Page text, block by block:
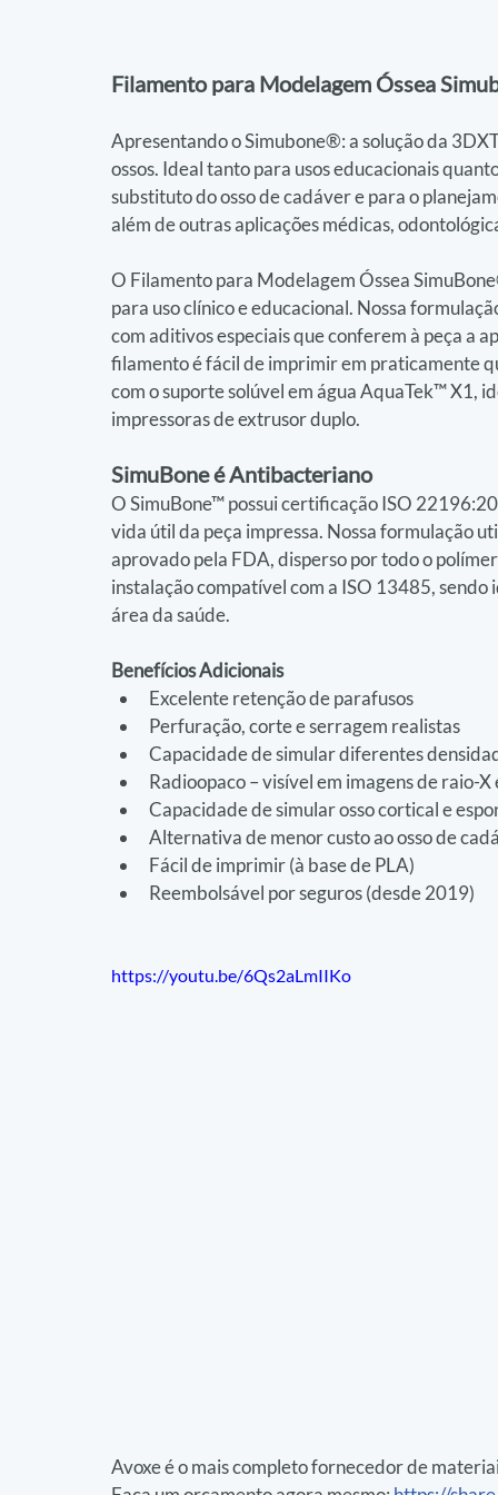
Filamento para Modelagem Óssea
Apresentando o Simubone®: a solução da
ossos. Ideal tanto para usos educacionais
substituto do osso de cadáver e para o
além de outras aplicações médicas,
O Filamento para Modelagem Óssea
para uso clínico e educacional. Nossa
com aditivos especiais que conferem à peça a
filamento é fácil de imprimir em praticamente
com o suporte solúvel em água AquaTek™ X1,
impressoras de extrusor duplo.
SimuBone é Antibacteriano
O SimuBone™ possui certificação ISO
vida útil da peça impressa. Nossa formulação
aprovado pela FDA, disperso por todo o
instalação compatível com a ISO 13485,
área da saúde.
Benefícios Adicionais
Excelente retenção de parafusos
Perfuração, corte e serragem realistas
Capacidade de simular diferentes
Radioopaco – visível em imagens de raio-
Capacidade de simular osso cortical e
Alternativa de menor custo ao osso de
Fácil de imprimir (à base de PLA)
Reembolsável por seguros (desde 2019)
https://youtu.be/6Qs2aLmIIKo
Avoxe é o mais completo fornecedor de